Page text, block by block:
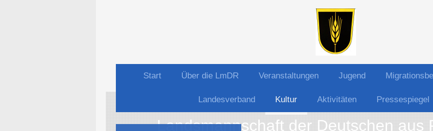
Start Über die LmDR Veranstaltungen Jugend
Landesverband Kultur Aktivitäten Pressespiegel
Landsmannschaft der Deutschen aus